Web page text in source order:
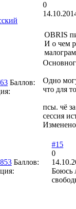
Баллов:
0
OBRIS
И о чем
Одно
что для
псы. чё
сессия
Баллов:
#15
0
Боюсь